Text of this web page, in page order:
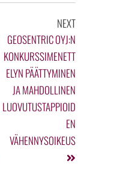
NEXT
GEOSENTRIC OYJ:N
KONKURSSIMENETT
ELYN PÄÄTTYMINEN
JA MAHDOLLINEN
LUOVUTUSTAPPIOID
EN
VÄHENNYSOIKEUS